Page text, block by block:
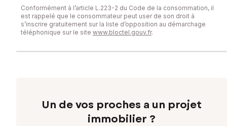
Conformément à l’article L.223-2 du Code de la consommation, il
est rappelé que le consommateur peut user de son droit à
s’inscrire gratuitement sur la liste d’opposition au démarchage
téléphonique sur le site www.bloctel.gouv.fr.
Un de vos proches a un projet
immobilier ?